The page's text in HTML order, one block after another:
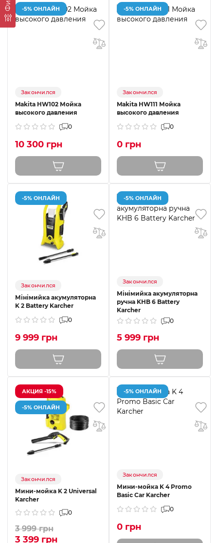
-5% ОНЛАЙН
Закончился
Makita HW102 Мойка
высокого давления
0
10 300 грн
-5% ОНЛАЙН
Закончился
Makita HW111 Мойка
высокого давления
0
0 грн
-5% ОНЛАЙН
Закончился
Мінімийка акумуляторна
K 2 Battery Karcher
0
9 999 грн
-5% ОНЛАЙН
Закончился
Мінімийка акумуляторна
ручна KHB 6 Battery
Karcher
0
5 999 грн
АКЦИЯ -15%
-5% ОНЛАЙН
Закончился
Мини-мойка K 2 Universal
Karcher
0
3 999 грн
3 399 грн
-5% ОНЛАЙН
Закончился
Мини-мойка K 4 Promo
Basic Car Karcher
0
0 грн